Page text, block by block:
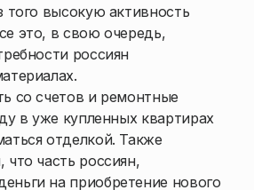
того высокую активность
это, в свою очередь,
россиян
со счетов и ремонтные
в уже купленных квартирах
отделкой. Также
часть россиян,
на приобретение нового